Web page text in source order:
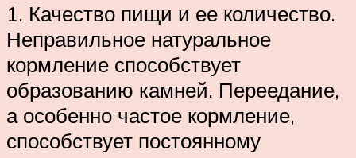
1. Качество пищи и ее количество.
Неправильное натуральное
кормление способствует
образованию камней. Переедание,
а особенно частое кормление,
способствует постоянному